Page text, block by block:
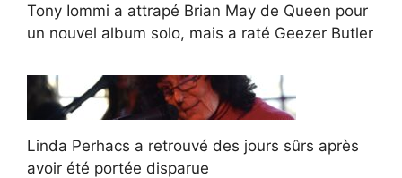
Tony Iommi a attrapé Brian May de Queen pour
un nouvel album solo, mais a raté Geezer Butler
Linda Perhacs a retrouvé des jours sûrs après
avoir été portée disparue